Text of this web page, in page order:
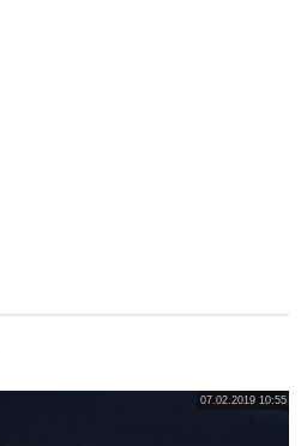
07.02.2019 10:55